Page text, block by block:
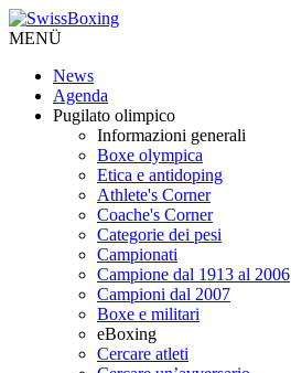
MENÜ
News
Agenda
Pugilato olimpico
Informazioni generali
Boxe olympica
Etica e antidoping
Athlete's Corner
Coache's Corner
Categorie dei pesi
Campionati
Campione dal 1913 al 2006
Campioni dal 2007
Boxe e militari
eBoxing
Cercare atleti